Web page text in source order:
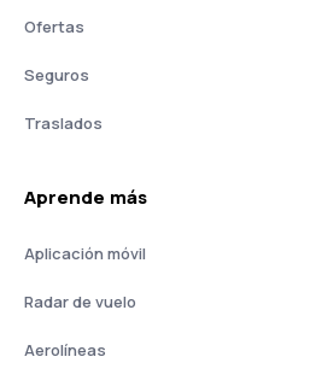
Ofertas
Seguros
Traslados
Aprende más
Aplicación móvil
Radar de vuelo
Aerolíneas